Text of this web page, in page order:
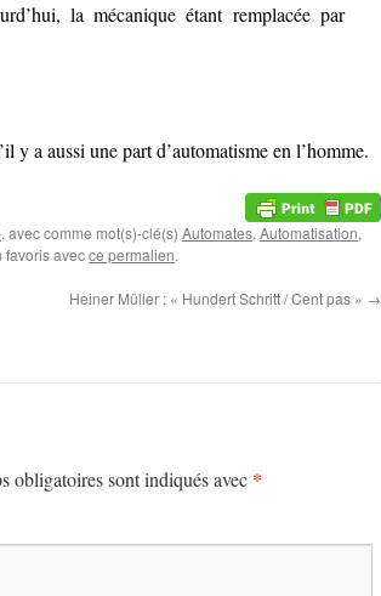
la mécanique étant remplacée par
y a aussi une part d’automatisme en l’homme.
, avec comme mot(s)-clé(s) Automates, Automatisation,
favoris avecce permalien.
Heiner Müller : « Hundert Schritt / Cent pas » →
obligatoires sont indiqués avec *